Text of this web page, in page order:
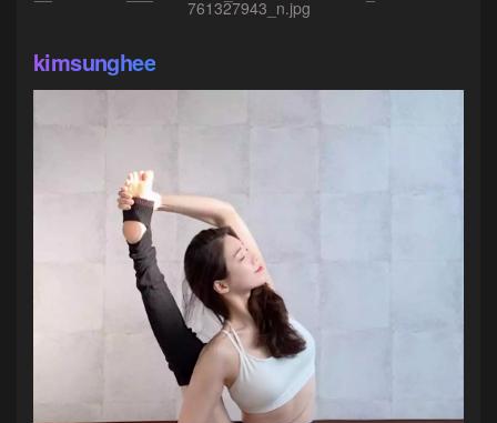
761327943_n.jpg
kimsunghee